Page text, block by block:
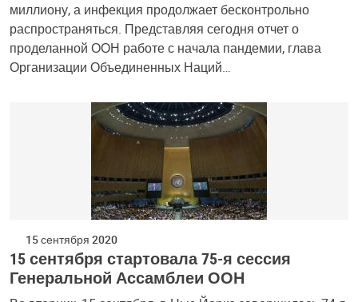
миллиону, а инфекция продолжает бесконтрольно
распространяться. Представляя сегодня отчет о
проделанной ООН работе с начала пандемии, глава
Организации Объединенных Наций…
15 сентября 2020
15 сентября стартовала 75-я сессия
Генеральной Ассамблеи ООН